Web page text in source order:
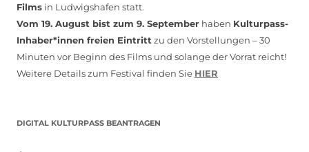
Films in Ludwigshafen statt.
Vom 19. August bist zum 9. September haben Kulturpass-
Inhaber*innen freien Eintritt zu den Vorstellungen – 30
Minuten vor Beginn des Films und solange der Vorrat reicht!
Weitere Details zum Festival finden Sie HIER
DIGITAL KULTURPASS BEANTRAGEN